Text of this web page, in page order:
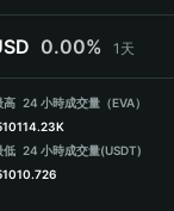
0.00% 1天
高
低
24 小時成交量（EVA）
14.23K
24 小時成交量(USDT)
0.726